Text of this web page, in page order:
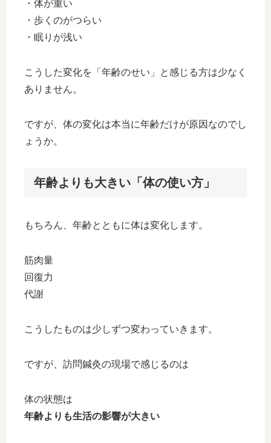
・体が重い
・歩くのがつらい
・眠りが浅い
こうした変化を「年齢のせい」と感じる方は少なく
ありません。
ですが、体の変化は本当に年齢だけが原因なのでし
ょうか。
年齢よりも大きい「体の使い方」
もちろん、年齢とともに体は変化します。
筋肉量
回復力
代謝
こうしたものは少しずつ変わっていきます。
ですが、訪問鍼灸の現場で感じるのは
体の状態は
年齢よりも生活の影響が大きい